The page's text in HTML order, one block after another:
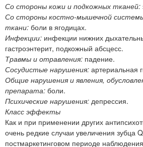
Со стороны кожи и подкожных тканей:
Со стороны костно-мышечной
ткани: боли в ягодицах.
Инфекции: инфекции нижних
гастроэнтерит, подкожный абсцесс.
Травмы и отравления: падение.
Сосудистые нарушения: артериальная
Общие нарушения и явления,
препарата: боли.
Психические нарушения: депрессия.
Класс эффекты
Как и при применении других
очень редкие случаи увеличения зубца
постмаркетинговом периоде